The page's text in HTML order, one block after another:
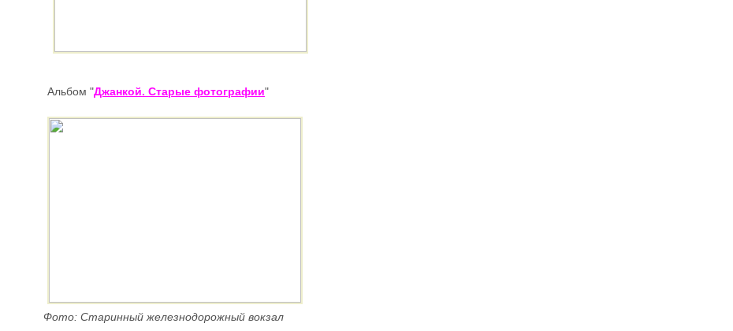
Альбом "Джанкой. Старые фотографии"
Фото: Старинный железнодорожный вокзал